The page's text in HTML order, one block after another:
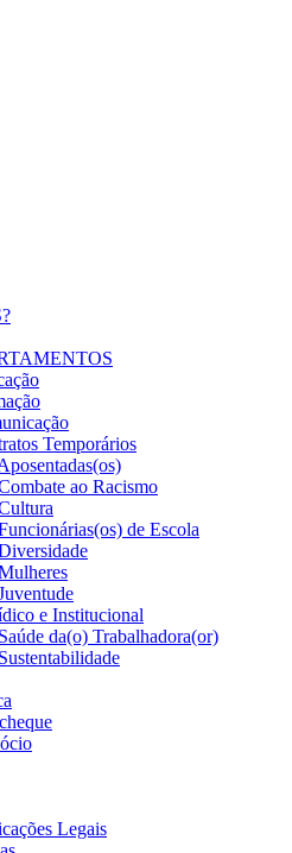
Temporários
ao Racismo
de Escola
e Institucional
da(o) Trabalhadora(or)
Legais